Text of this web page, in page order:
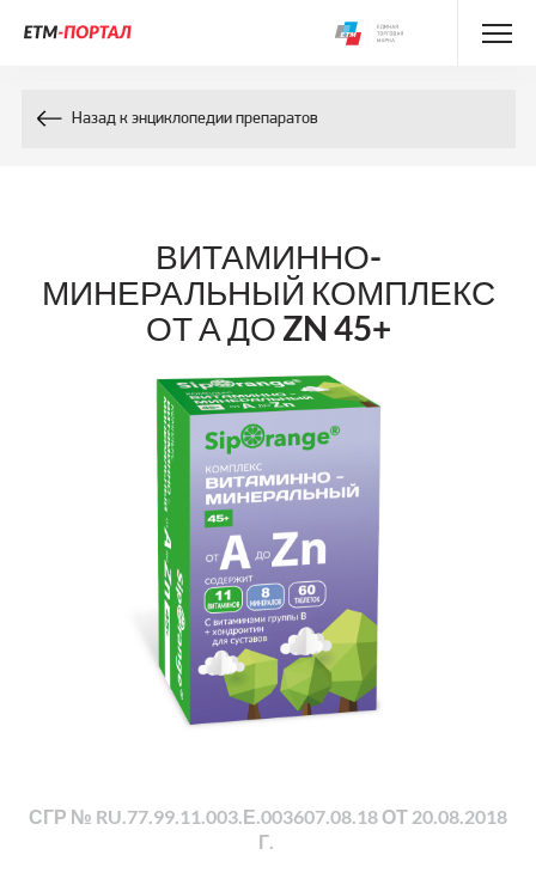
Назад к энциклопедии препаратов
ВИТАМИННО-
МИНЕРАЛЬНЫЙ КОМПЛЕКС
ОТ А ДО ZN 45+
СГР № RU.77.99.11.003.Е.003607.08.18 ОТ 20.08.2018
Г.